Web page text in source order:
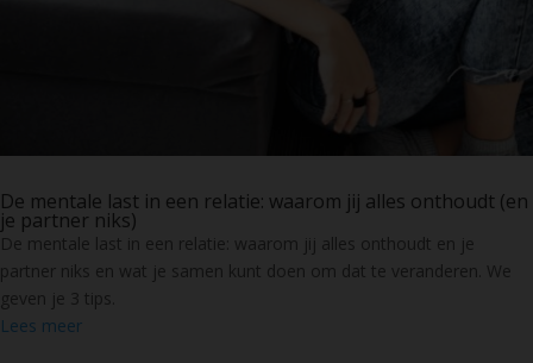
De mentale last in een relatie: waarom jij alles onthoudt (en
je partner niks)
De mentale last in een relatie: waarom jij alles onthoudt en je
partner niks en wat je samen kunt doen om dat te veranderen. We
geven je 3 tips.
Lees meer